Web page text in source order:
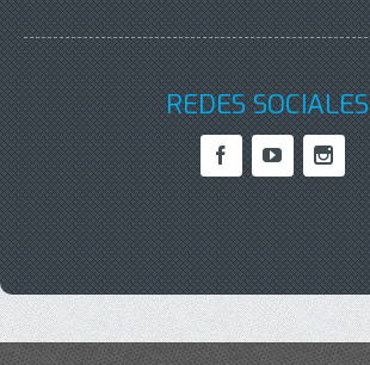
REDES SOCIALES